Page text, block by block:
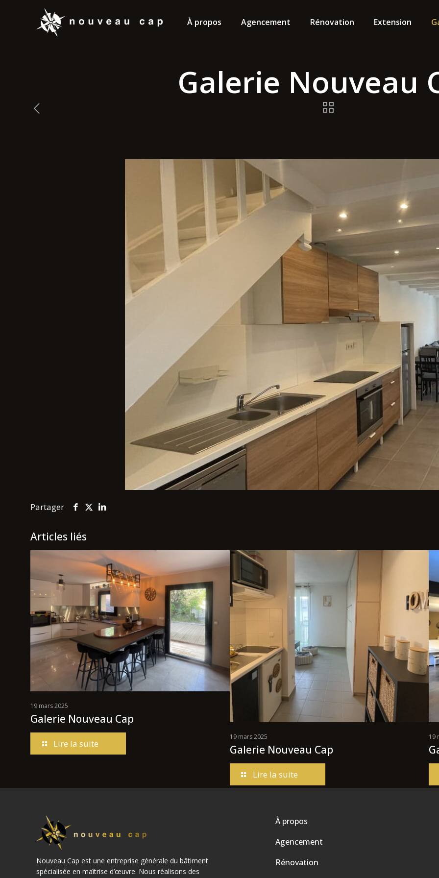
À propos Agencement Rénovation Extension
Galerie Nouveau
Partager
Articles liés
19 mars 2025
Galerie Nouveau Cap
Lire la suite
19 mars 2025
Galerie Nouveau Cap
Lire la suite
19
Nouveau Cap est une entreprise générale du bâtiment
spécialisée en maîtrise d’œuvre. Nous réalisons des
À propos
Agencement
Rénovation